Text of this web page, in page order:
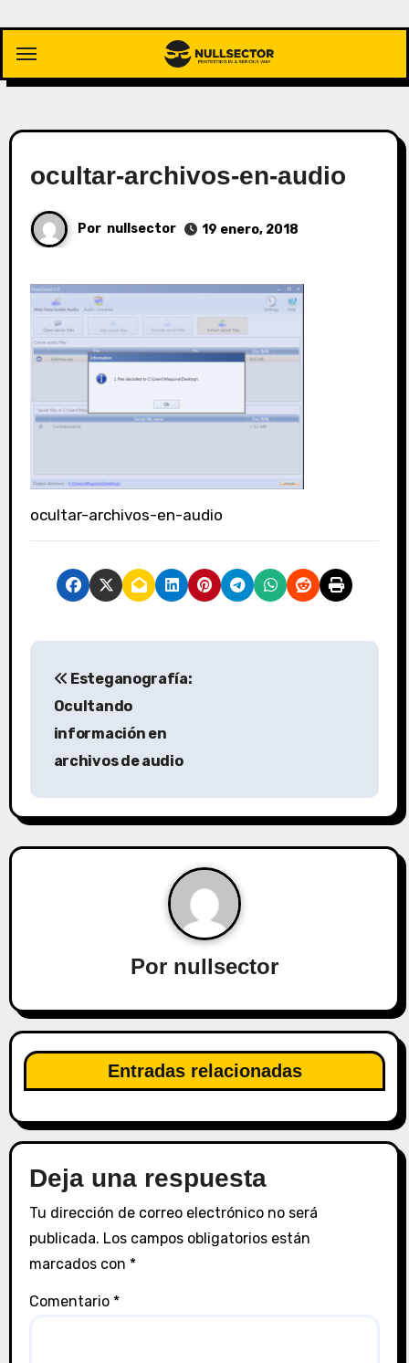
contenido
ocultar-archivos-en-audio
Por nullsector 19 enero, 2018
ocultar-archivos-en-audio
g
a
d
n
t
r
a
d
Esteganografía:
Ocultando
información en
archivos de audio
Por nullsector
Entradas relacionadas
Deja una respuesta
Tu dirección de correo electrónico no será
publicada. Los campos obligatorios están
marcados con *
Comentario *